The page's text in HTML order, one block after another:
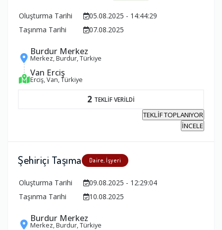
Oluşturma Tarihi
05.08.2025 - 14:44:29
Taşınma Tarihi
07.08.2025
Burdur Merkez
Merkez, Burdur, Türkiye
Van Erciş
Erciş, Van, Türkiye
2 TEKLİF VERİLDİ
TEKLİF TOPLANIYOR
İNCELE
Şehiriçi Taşıma Daire, İşyeri
Oluşturma Tarihi
09.08.2025 - 12:29:04
Taşınma Tarihi
10.08.2025
Burdur Merkez
Merkez, Burdur, Türkiye